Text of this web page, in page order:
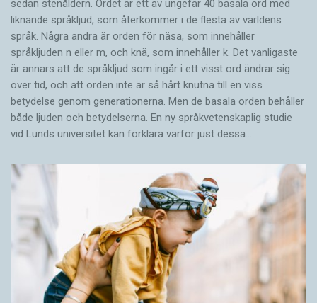
sedan stenåldern. Ordet är ett av ungefär 40 basala ord med
liknande språkljud, som återkommer i de flesta av världens
språk. Några andra är orden för näsa, som innehåller
språkljuden n eller m, och knä, som innehåller k. Det vanligaste
är annars att de språkljud som ingår i ett visst ord ändrar sig
över tid, och att orden inte är så hårt knutna till en viss
betydelse genom generationerna. Men de basala orden behåller
både ljuden och betydelserna. En ny språkvetenskaplig studie
vid Lunds universitet kan förklara varför just dessa…